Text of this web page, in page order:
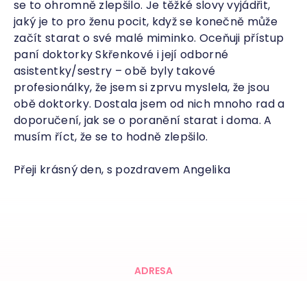
se to ohromně zlepšilo. Je těžké slovy vyjádřit,
jaký je to pro ženu pocit, když se konečně může
začít starat o své malé miminko. Oceňuji přístup
paní doktorky Skřenkové i její odborné
asistentky/sestry – obě byly takové
profesionálky, že jsem si zprvu myslela, že jsou
obě doktorky. Dostala jsem od nich mnoho rad a
doporučení, jak se o poranění starat i doma. A
musím říct, že se to hodně zlepšilo.
Přeji krásný den, s pozdravem Angelika
ADRESA